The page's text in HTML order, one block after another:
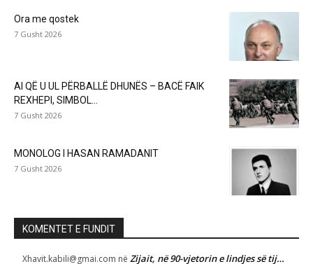
Ora me qostek
7 Gusht 2026
AI QË U UL PËRBALLË DHUNËS – BACË FAIK
REXHEPI, SIMBOL...
7 Gusht 2026
MONOLOG I HASAN RAMADANIT
7 Gusht 2026
KOMENTET E FUNDIT
Xhavit.kabili@gmai.com në Zijait, në 90-vjetorin e lindjes së tij…